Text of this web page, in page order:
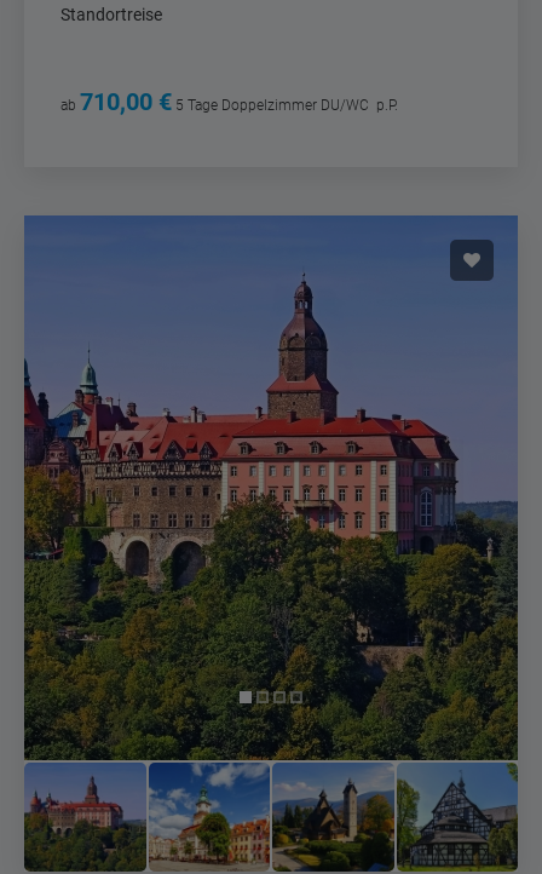
Standortreise
ab 710,00 € 5 Tage Doppelzimmer DU/WC p.P.